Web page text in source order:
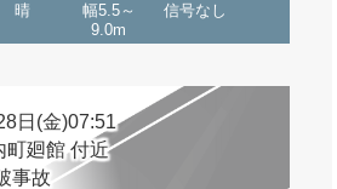
晴
幅5.5～
9.0m
信号なし
日(金)07:51
町廻館 付近
事故